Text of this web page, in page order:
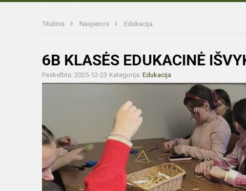
Titulinis Naujienos Edukacija
6B KLASĖS EDUKACINĖ
Paskelbta: 2025-12-23 Kategorija: Edukacija